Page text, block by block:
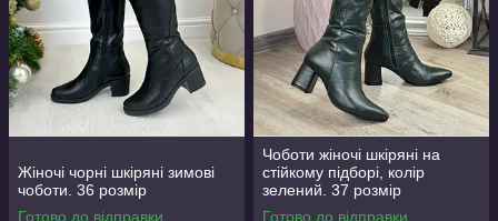
Жіночі чорні шкіряні зимові
чоботи. 36 розмір
Готово до відправки
Чоботи жіночі шкіряні на
стійкому підборі, колір
зелений. 37 розмір
Готово до відправки